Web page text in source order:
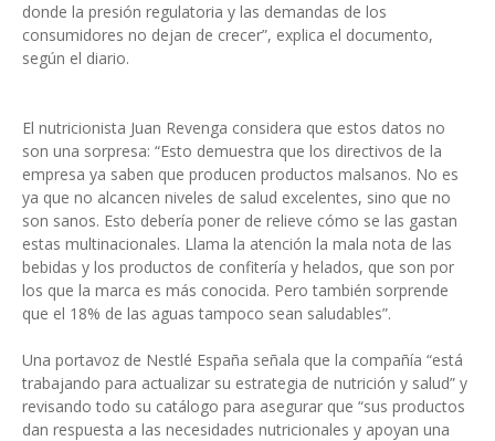
donde la presión regulatoria y las demandas de los
consumidores no dejan de crecer”, explica el documento,
según el diario.
El nutricionista Juan Revenga considera que estos datos no
son una sorpresa: “Esto demuestra que los directivos de la
empresa ya saben que producen productos malsanos. No es
ya que no alcancen niveles de salud excelentes, sino que no
son sanos. Esto debería poner de relieve cómo se las gastan
estas multinacionales. Llama la atención la mala nota de las
bebidas y los productos de confitería y helados, que son por
los que la marca es más conocida. Pero también sorprende
que el 18% de las aguas tampoco sean saludables”.
Una portavoz de Nestlé España señala que la compañía “está
trabajando para actualizar su estrategia de nutrición y salud” y
revisando todo su catálogo para asegurar que “sus productos
dan respuesta a las necesidades nutricionales y apoyan una